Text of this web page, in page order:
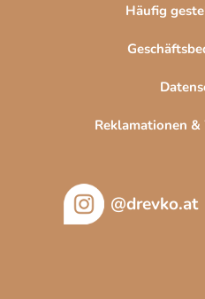
Häufig
Reklamationen
@drevko.at